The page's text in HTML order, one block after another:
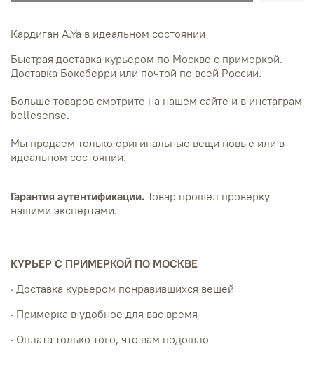
Кардиган A.Ya в идеальном состоянии
Быстрая доставка курьером по Москве с примеркой.
Доставка Боксберри или почтой по всей России.
Больше товаров смотрите на нашем сайте и в инстаграм
bellesense.
Мы продаем только оригинальные вещи новые или в
идеальном состоянии.
Гарантия аутентификации. Товар прошел проверку
нашими экспертами.
КУРЬЕР С ПРИМЕРКОЙ ПО МОСКВЕ
· Доставка курьером понравившихся вещей
· Примерка в удобное для вас время
· Оплата только того, что вам подошло